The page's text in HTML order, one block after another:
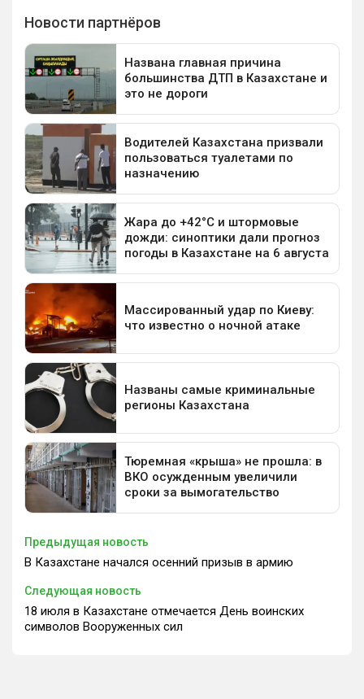
Предыдущая новость
В Казахстане начался осенний призыв в армию
Следующая новость
18 июля в Казахстане отмечается День воинских
символов Вооруженных сил